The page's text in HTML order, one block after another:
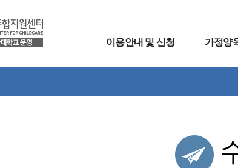
이용안내 및 신청 가정양